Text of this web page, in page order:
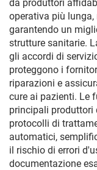
da produttori
operativa più
garantendo un
strutture sanitarie.
gli accordi di
proteggono i
riparazioni e
cure ai pazienti. Le
principali produttori
protocolli di
automatici,
il rischio di errori
documentazione